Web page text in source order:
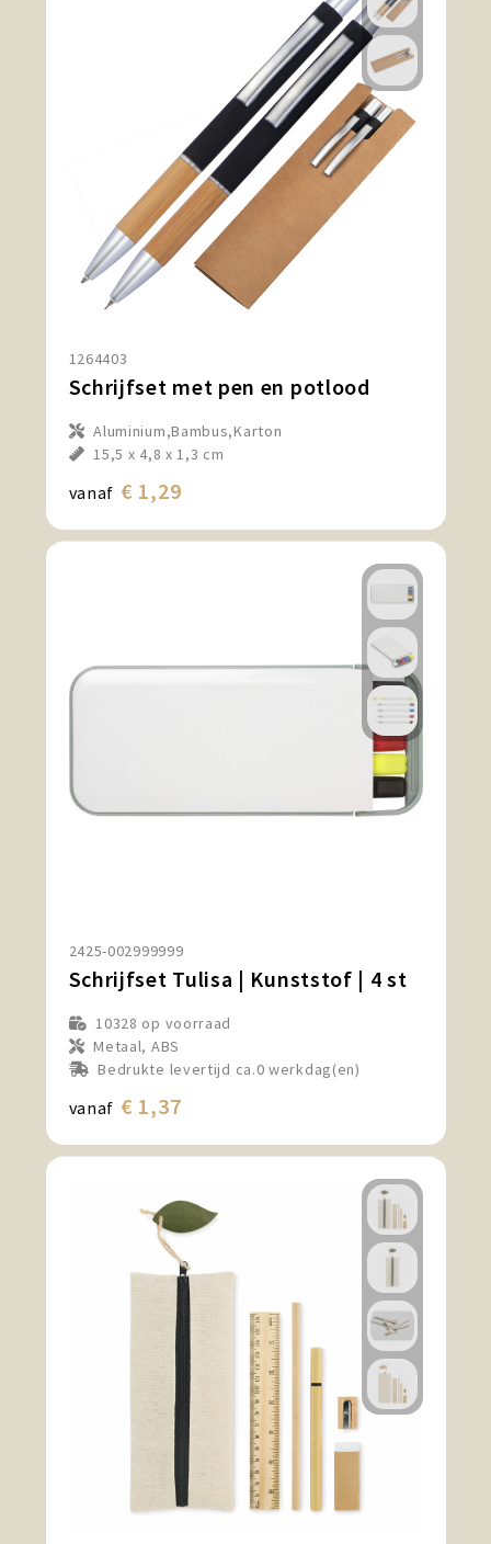
1264403
Schrijfset met pen en potlood
Aluminium,Bambus,Karton
15,5 x 4,8 x 1,3 cm
vanaf € 1,29
2425-002999999
Schrijfset Tulisa | Kunststof | 4 st
10328 op voorraad
Metaal, ABS
Bedrukte levertijd ca.0 werkdag(en)
vanaf € 1,37